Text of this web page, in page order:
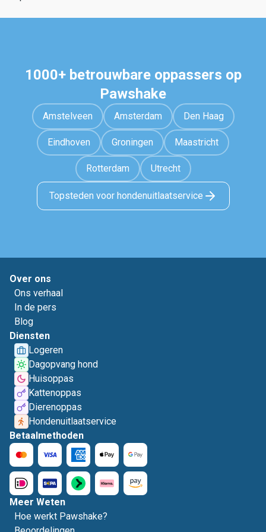
1000+ betrouwbare oppassers op
Pawshake
Amstelveen Amsterdam Den Haag
Eindhoven Groningen Maastricht
Rotterdam Utrecht
Topsteden voor hondenuitlaatservice
Over ons
Ons verhaal
In de pers
Blog
Diensten
Logeren
Dagopvang hond
Huisoppas
Kattenoppas
Dierenoppas
Hondenuitlaatservice
Betaalmethoden
Meer Weten
Hoe werkt Pawshake?